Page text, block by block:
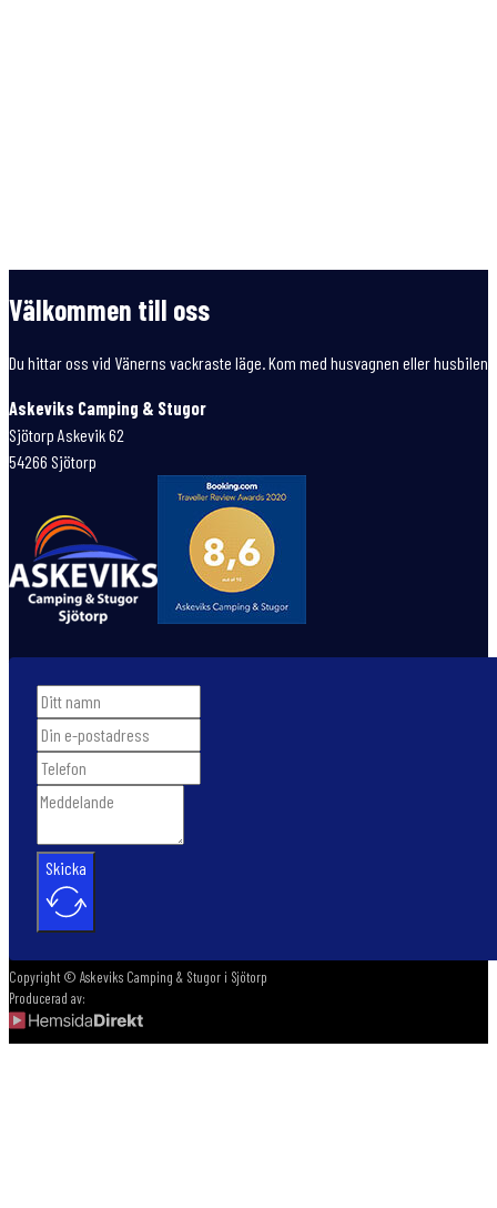
Välkommen till oss
Du hittar oss vid Vänerns vackraste läge. Kom med husvagnen eller
Askeviks Camping & Stugor
Sjötorp Askevik 62
54266 Sjötorp
Skicka
Copyright © Askeviks Camping & Stugor i Sjötorp
Producerad av: